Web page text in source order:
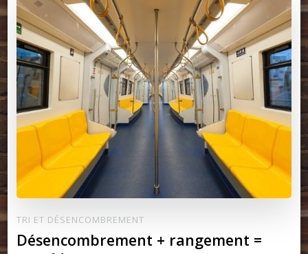
TRI ET DÉSENCOMBREMENT
Désencombrement + rangement =